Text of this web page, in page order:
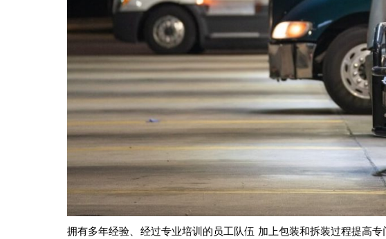
拥有多年经验、经过专业培训的员工队伍 加上包装和拆装过程提高